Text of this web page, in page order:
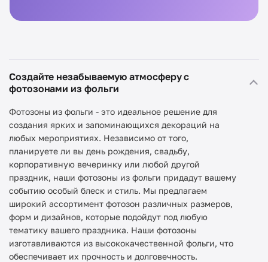
Создайте незабываемую атмосферу с
фотозонами из фольги
Фотозоны из фольги - это идеальное решение для
создания ярких и запоминающихся декораций на
любых мероприятиях. Независимо от того,
планируете ли вы день рождения, свадьбу,
корпоративную вечеринку или любой другой
праздник, наши фотозоны из фольги придадут вашему
событию особый блеск и стиль. Мы предлагаем
широкий ассортимент фотозон различных размеров,
форм и дизайнов, которые подойдут под любую
тематику вашего праздника. Наши фотозоны
изготавливаются из высококачественной фольги, что
обеспечивает их прочность и долговечность.